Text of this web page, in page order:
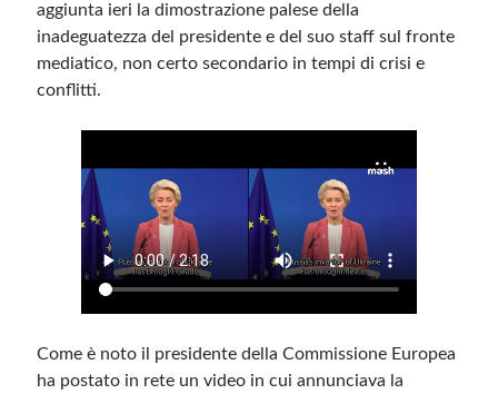
aggiunta ieri la dimostrazione palese della
inadeguatezza del presidente e del suo staff sul fronte
mediatico, non certo secondario in tempi di crisi e
conflitti.
Come è noto il presidente della Commissione Europea
ha postato in rete un video in cui annunciava la